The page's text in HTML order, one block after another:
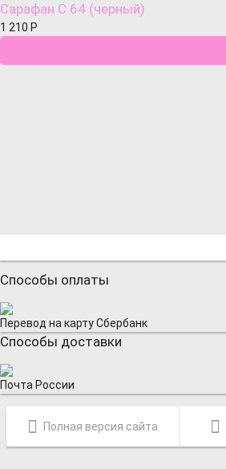
Сарафан С 64 (черный)
1 210 Р
Способы оплаты
Перевод на карту Сбербанк
Способы доставки
Почта России
Полная версия сайта